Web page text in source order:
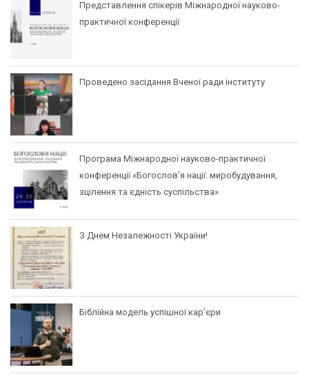
Представлення спікерів Міжнародної науково-
практичної конференції
Проведено засідання Вченої ради інституту
Програма Міжнародної науково-практичної
конференції «Богослов’я нації: миробудування,
зцілення та єдність суспільства»
З Днем Незалежності України!
Біблійна модель успішної кар’єри